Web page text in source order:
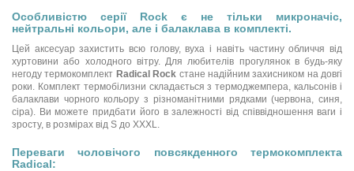
Особливістю серії Rock є не тільки микроначіс,
нейтральні кольори, але і балаклава в комплекті.
Цей аксесуар захистить всю голову, вуха і навіть частину обличчя від
хуртовини або холодного вітру. Для любителів прогулянок в будь-яку
негоду термокомплект Radical Rock стане надійним захисником на довгі
роки. Комплект термобілизни складається з термоджемпера, кальсонів і
балаклави чорного кольору з різноманітними рядками (червона, синя,
сіра). Ви можете придбати його в залежності від співвідношення ваги і
зросту, в розмірах від S до XXXL.
Переваги чоловічого повсякденного термокомплекта
Radical: